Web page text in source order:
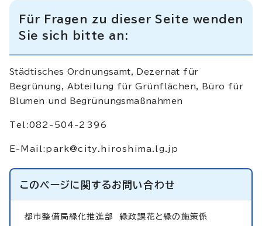
Für Fragen zu dieser Seite wenden
Sie sich bitte an:
Städtisches Ordnungsamt, Dezernat für
Begrünung, Abteilung für Grünflächen, Büro für
Blumen und Begrünungsmaßnahmen
Tel:082-504-2396
E-Mail: park@city.hiroshima.lg.jp
このページに関するお問い合わせ
都市整備局緑化推進部緑政課花と緑の施策係